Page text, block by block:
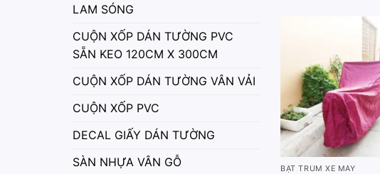
LAM SÓNG
CUỘN XỐP DÁN TƯỜNG PVC
SẴN KEO 120CM X 300CM
CUỘN XỐP DÁN TƯỜNG VÂN VẢI
CUỘN XỐP PVC
DECAL GIẤY DÁN TƯỜNG
SÀN NHỰA VÂN GỖ
BẠT TRÙM XE MÁY